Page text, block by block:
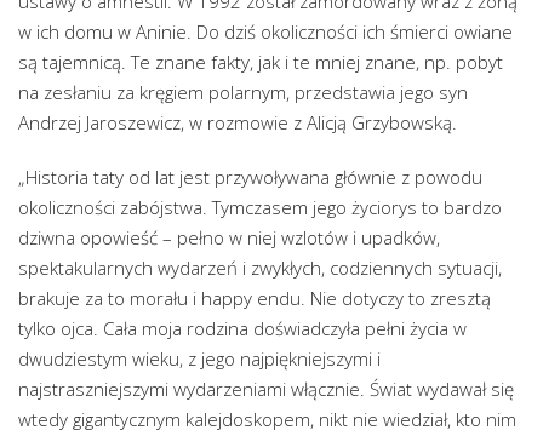
w ich domu w Aninie. Do dziś okoliczności ich śmierci owiane
są tajemnicą. Te znane fakty, jak i te mniej znane, np. pobyt
na zesłaniu za kręgiem polarnym, przedstawia jego syn
Andrzej Jaroszewicz, w rozmowie z Alicją Grzybowską.
„Historia taty od lat jest przywoływana głównie z powodu
okoliczności zabójstwa. Tymczasem jego życiorys to bardzo
dziwna opowieść – pełno w niej wzlotów i upadków,
spektakularnych wydarzeń i zwykłych, codziennych sytuacji,
brakuje za to morału i happy endu. Nie dotyczy to zresztą
tylko ojca. Cała moja rodzina doświadczyła pełni życia w
dwudziestym wieku, z jego najpiękniejszymi i
najstraszniejszymi wydarzeniami włącznie. Świat wydawał się
wtedy gigantycznym kalejdoskopem, nikt nie wiedział, kto nim